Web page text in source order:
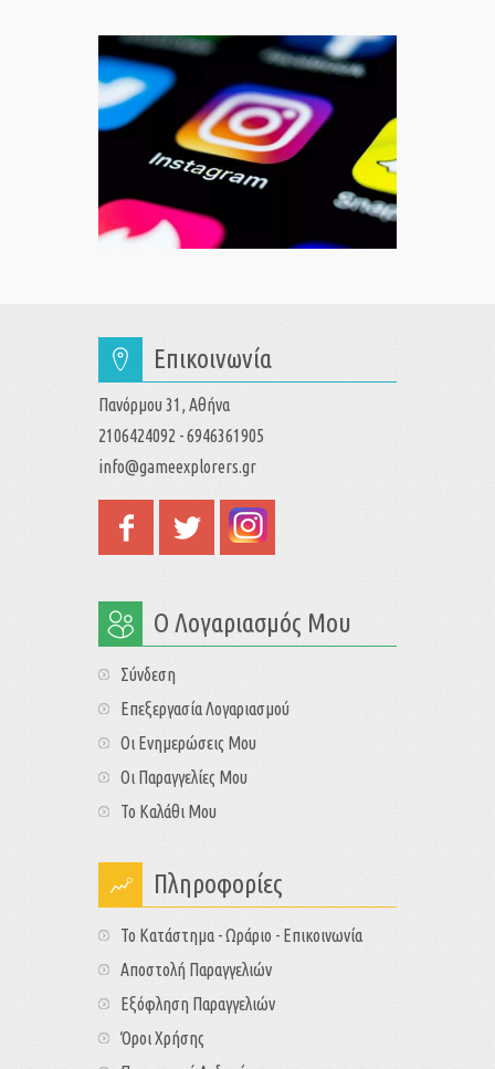
Επικοινωνία
Πανόρμου 31, Αθήνα
2106424092 - 6946361905
info@gameexplorers.gr
Ο Λογαριασμός Μου
Σύνδεση
Επεξεργασία Λογαριασμού
Οι Ενημερώσεις Μου
Οι Παραγγελίες Μου
Το Καλάθι Μου
Πληροφορίες
Το Κατάστημα - Ωράριο - Επικοινωνία
Αποστολή Παραγγελιών
Εξόφληση Παραγγελιών
Όροι Χρήσης